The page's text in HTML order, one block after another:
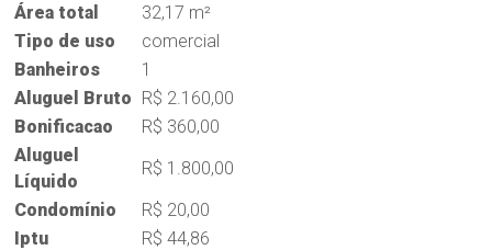
Área total
32,17 m²
Tipo de uso
comercial
Banheiros
1
Aluguel Bruto R$ 2.160,00
Bonificacao
R$ 360,00
Aluguel
Líquido
R$ 1.800,00
Condomínio
R$ 20,00
Iptu
R$ 44,86